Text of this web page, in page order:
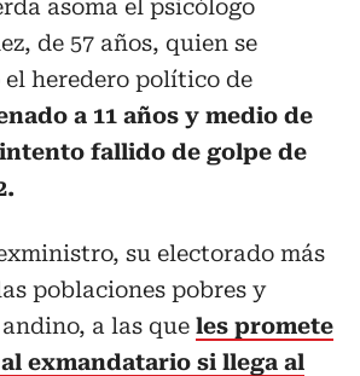
asoma el psicólogo
de 57 años, quien se
el heredero político de
a 11 años y medio de
fallido de golpe de
su electorado más
poblaciones pobres y
a las que les promete
exmandatario si llega al